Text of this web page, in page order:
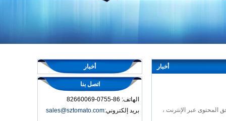
أخبار
اتصل بنا
الهاتف: 86-0755-82660069
بريد إلكتروني:sales@sztomato.com
مربع التلفزيون الذكي
أخبار
المحتوى عبر الإنترنت ،